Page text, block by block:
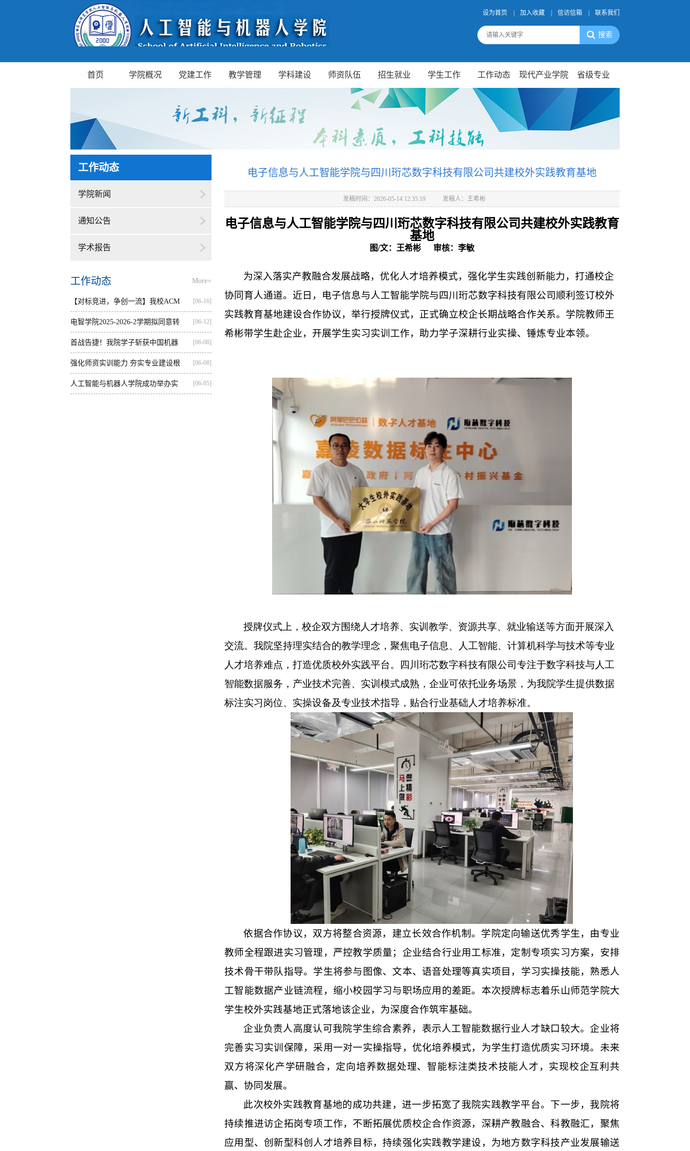
设为首页 加入收藏 信访信箱 联系我们
首页 学院概况 党建工作 教学管理 学科建设 师资队伍 招生就业 学生工作 工作动态 现代产业学院 省级专业
工作动态
学院新闻
通知公告
学术报告
工作动态 More+
【对标竞进，争创一流】我校ACM
集训...
[06-16]
电智学院2025-2026-2学期拟同意转
出...
[06-12]
首战告捷！我院学子斩获中国机器
人...
[06-08]
强化师资实训能力 夯实专业建设根
基...
[06-08]
人工智能与机器人学院成功举办实 [06-05]
电子信息与人工智能学院与四川珩芯数字科技有限公司共建校外实践教育基地
发稿时间：2026-05-14 12:35:19 发稿人：王希彬
电子信息与人工智能学院与四川珩芯数字科技有限公司共建校外实践教育
基地
图/文：王希彬 审核：李敏
为深入落实产教融合发展战略，优化人才培养模式，强化学生实践创新能力，打通校企
协同育人通道。近日，电子信息与人工智能学院与四川珩芯数字科技有限公司顺利签订校外
实践教育基地建设合作协议，举行授牌仪式，正式确立校企长期战略合作关系。学院教师王
希彬带学生赴企业，开展学生实习实训工作，助力学子深耕行业实操、锤炼专业本领。
授牌仪式上，校企双方围绕人才培养、实训教学、资源共享、就业输送等方面开展深入
交流。我院坚持理实结合的教学理念，聚焦电子信息、人工智能、计算机科学与技术等专业
人才培养难点，打造优质校外实践平台。四川珩芯数字科技有限公司专注于数字科技与人工
智能数据服务，产业技术完善、实训模式成熟，企业可依托业务场景，为我院学生提供数据
标注实习岗位、实操设备及专业技术指导，贴合行业基础人才培养标准。
依据合作协议，双方将整合资源，建立长效合作机制。学院定向输送优秀学生，由专业
教师全程跟进实习管理，严控教学质量；企业结合行业用工标准，定制专项实习方案，安排
技术骨干带队指导。学生将参与图像、文本、语音处理等真实项目，学习实操技能，熟悉人
工智能数据产业链流程，缩小校园学习与职场应用的差距。本次授牌标志着乐山师范学院大
学生校外实践基地正式落地该企业，为深度合作筑牢基础。
企业负责人高度认可我院学生综合素养，表示人工智能数据行业人才缺口较大。企业将
完善实习实训保障，采用一对一实操指导，优化培养模式，为学生打造优质实习环境。未来
双方将深化产学研融合，定向培养数据处理、智能标注类技术技能人才，实现校企互利共
赢、协同发展。
此次校外实践教育基地的成功共建，进一步拓宽了我院实践教学平台。下一步，我院将
持续推进访企拓岗专项工作，不断拓展优质校企合作资源，深耕产教融合、科教融汇，聚焦
应用型、创新型科创人才培养目标，持续强化实践教学建设，为地方数字科技产业发展输送